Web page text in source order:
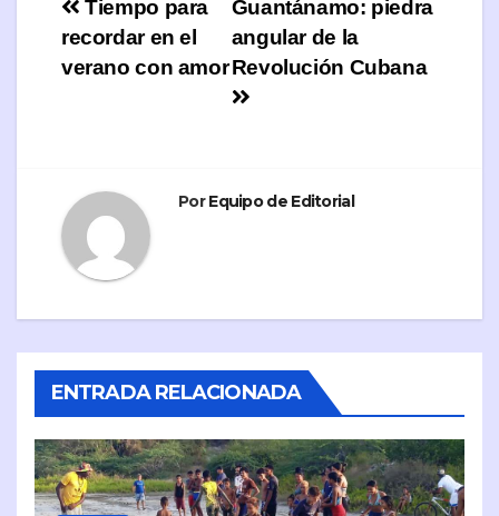
Navegación
de
Guantánamo: piedra
angular de la
Revolución Cubana
Tiempo para
recordar en el
verano con amor
PorEquipo de Editorial
ENTRADA RELACIONADA